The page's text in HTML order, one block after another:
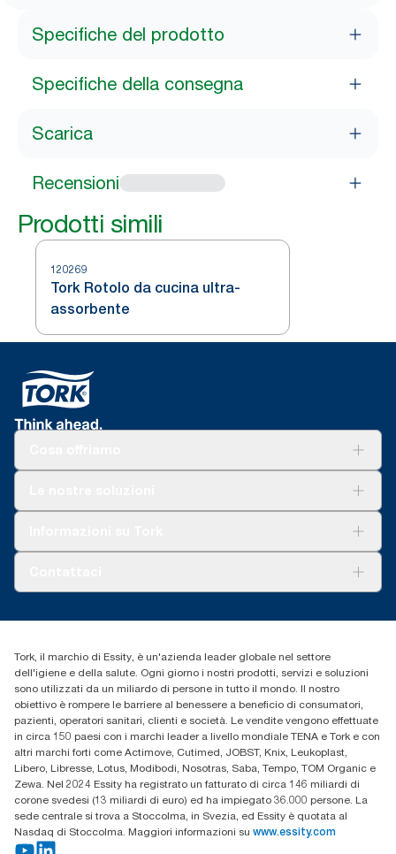
Specifiche del prodotto
Specifiche della consegna
Scarica
Recensioni
Prodotti simili
120269
Tork Rotolo da cucina ultra-
assorbente
+39 0331 443896
Tork, il marchio di Essity, è un'azienda leader globale nel settore
dell'igiene e della salute. Ogni giorno i nostri prodotti, servizi e soluzioni
sono utilizzati da un miliardo di persone in tutto il mondo. Il nostro
obiettivo è rompere le barriere al benessere a beneficio di consumatori,
pazienti, operatori sanitari, clienti e società. Le vendite vengono effettuate
in circa 150 paesi con i marchi leader a livello mondiale TENA e Tork e con
altri marchi forti come Actimove, Cutimed, JOBST, Knix, Leukoplast,
Libero, Libresse, Lotus, Modibodi, Nosotras, Saba, Tempo, TOM Organic e
Zewa. Nel 2024 Essity ha registrato un fatturato di circa 146 miliardi di
corone svedesi (13 miliardi di euro) ed ha impiegato 36.000 persone. La
sede centrale si trova a Stoccolma, in Svezia, ed Essity è quotata al
Nasdaq di Stoccolma. Maggiori informazioni su www.essity.com